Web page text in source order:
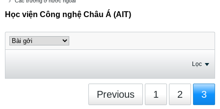
Học viện Công nghệ Châu Á (AIT)
Lọc
Previous 1 2 3